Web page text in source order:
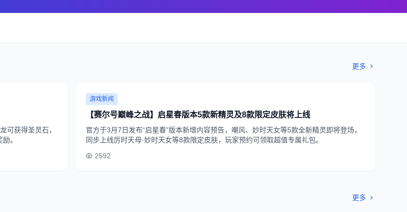
更多
可获得圣灵石，
。
游戏新闻
【赛尔号巅峰之战】启星春版本5款新精灵及8款限定皮肤将上线
官方于3月7日发布“启星春”版本新增内容预告，嘲风、妙时天女等5款全新精灵即将登场，
同步上线厉时天母·妙时天女等8款限定皮肤，玩家预约可领取超值专属礼包。
2592
更多